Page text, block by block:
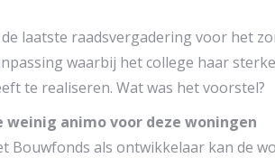
laatste raadsvergadering voor het
waarbij het college haar
te realiseren. Wat was het voorstel?
weinig animo voor deze woningen
Bouwfonds als ontwikkelaar kan de